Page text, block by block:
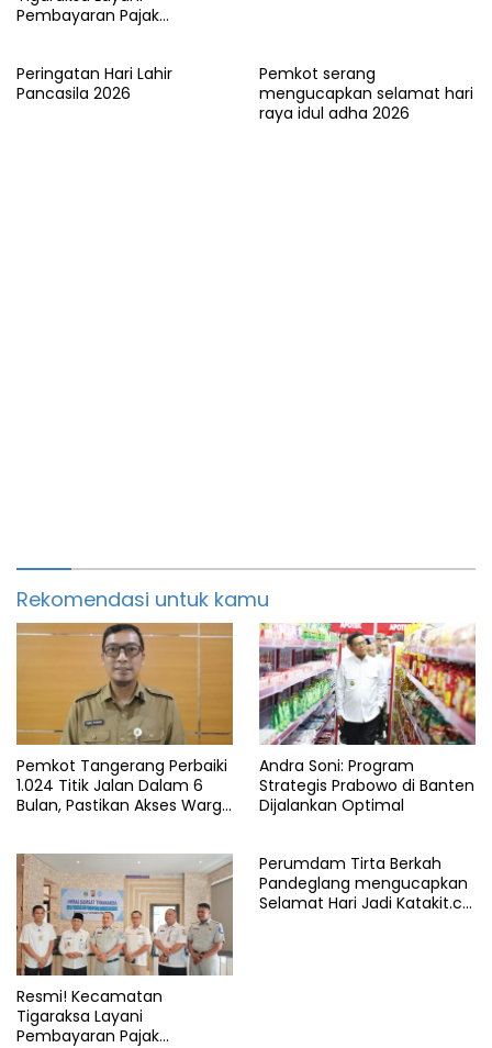
Pembayaran Pajak
Peringatan Hari Lahir
Pancasila 2026
Pemkot serang
mengucapkan selamat hari
raya idul adha 2026
Rekomendasi untuk kamu
Pemkot Tangerang Perbaiki
1.024 Titik Jalan Dalam 6
Bulan, Pastikan Akses Warga
Andra Soni: Program
Strategis Prabowo di Banten
Dijalankan Optimal
Resmi! Kecamatan
Tigaraksa Layani
Pembayaran Pajak
Perumdam Tirta Berkah
Pandeglang mengucapkan
Selamat Hari Jadi Katakit.co